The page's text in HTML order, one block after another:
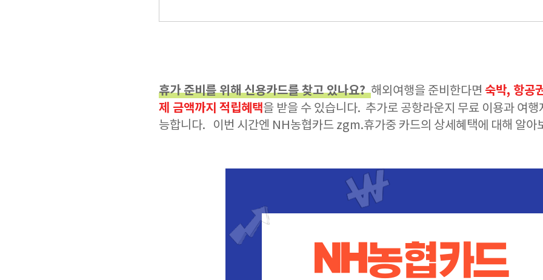
휴가 준비를 위해 신용카드를 찾고 있나요? 해외여행을 준비한다면 숙박, 항공
제 금액까지 적립혜택을 받을 수 있습니다. 추가로 공항라운지 무료 이용과 여
능합니다. 이번 시간엔 NH농협카드 zgm.휴가중 카드의 상세혜택에 대해 알아